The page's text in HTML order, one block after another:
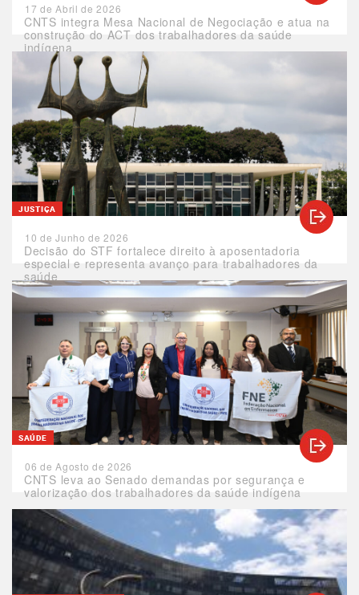
CNTS integra Mesa Nacional de Negociação e atua na
construção do ACT dos trabalhadores da saúde
indígena
17 de Abril de 2026
Decisão do STF fortalece direito à aposentadoria
especial e representa avanço para trabalhadores da
saúde
JUSTIÇA
10 de Junho de 2026
CNTS leva ao Senado demandas por segurança e
valorização dos trabalhadores da saúde indígena
SAÚDE
06 de Agosto de 2026